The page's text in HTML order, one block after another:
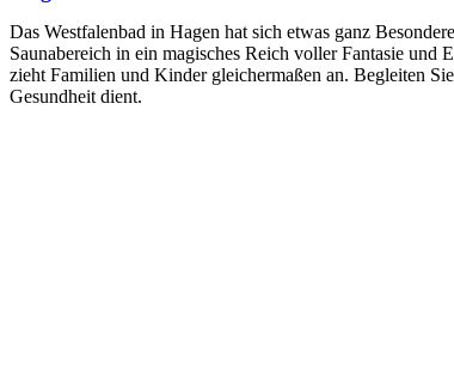
Das Westfalenbad in Hagen hat sich etwas ganz
Saunabereich in ein magisches Reich voller Fantasie
zieht Familien und Kinder gleichermaßen an. Begleiten
Gesundheit dient.